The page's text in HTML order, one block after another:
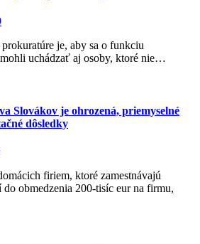
uchádzať aj osoby, ktoré nie…
Slovákov je ohrozená, priemyselné
dôsledky
do obmedzenia 200-tisíc eur na firmu,